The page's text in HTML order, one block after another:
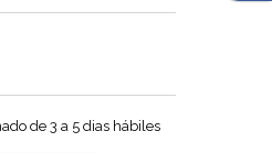
de 3 a 5 dias hábiles